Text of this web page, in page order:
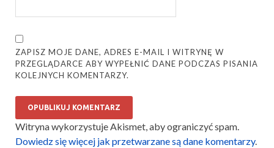
ZAPISZ MOJE DANE, ADRES E-MAIL I WITRYNĘ W
PRZEGLĄDARCE ABY WYPEŁNIĆ DANE PODCZAS PISANIA
KOLEJNYCH KOMENTARZY.
Witryna wykorzystuje Akismet, aby ograniczyć spam.
Dowiedz się więcej jak przetwarzane są dane komentarzy.